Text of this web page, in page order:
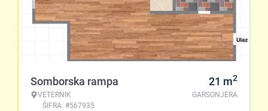
Somborska rampa
VETERNIK
ŠIFRA: #567935
21 m2
GARSONJERA